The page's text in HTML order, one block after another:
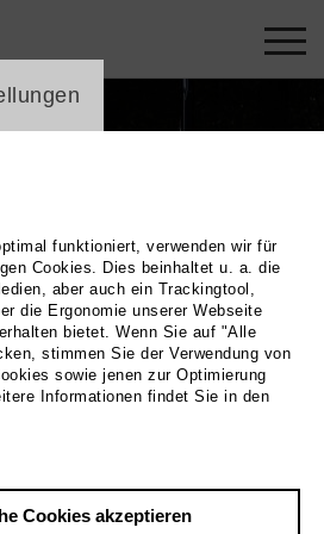
funktioniert, verwenden wir für
Cookies. Dies beinhaltet u. a. die
aber auch ein Trackingtool,
die Ergonomie unserer Webseite
bietet. Wenn Sie auf "Alle
stimmen Sie der Verwendung von
sowie jenen zur Optimierung
Informationen findet Sie in den
Cookies akzeptieren